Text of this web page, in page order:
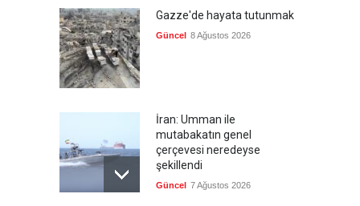
Gazze'de hayata tutunmak
Güncel 8 Ağustos 2026
İran: Umman ile
mutabakatın genel
çerçevesi neredeyse
şekillendi
Güncel 7 Ağustos 2026